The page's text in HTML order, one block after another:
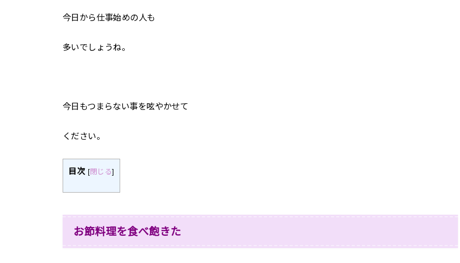
今日から仕事始めの人も
多いでしょうね。
今日もつまらない事を呟やかせて
ください。
目次 [閉じる]
お節料理を食べ飽きた